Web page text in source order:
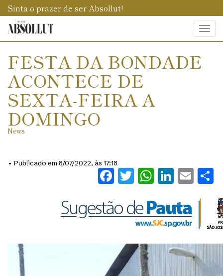
Sinta o prazer de ser Absollut!
FESTA DA BONDADE
ACONTECE DE
SEXTA-FEIRA A
DOMINGO
News
• Publicado em 8/07/2022, às 17:18
Facebook
Twitter